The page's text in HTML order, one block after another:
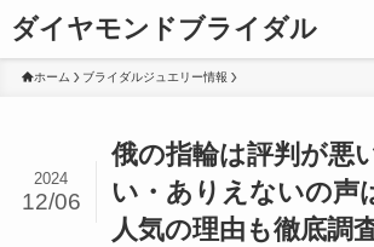
ダイヤモンドブライダル
ホーム ブライダルジュエリー情報
俄の指輪は評判が悪
い・ありえないの声
人気の理由も徹底調
2024
12/06